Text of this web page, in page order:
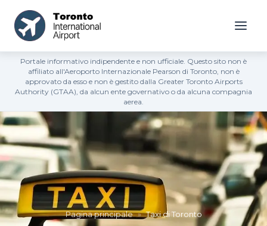
Portale informativo indipendente e non ufficiale. Questo sito non è
affiliato all'Aeroporto Internazionale Pearson di Toronto, non è
approvato da esso e non è gestito dalla Greater Toronto Airports
Authority (GTAA), da alcun ente governativo o da alcuna compagnia
aerea.
Pagina principale » Taxi di Toronto